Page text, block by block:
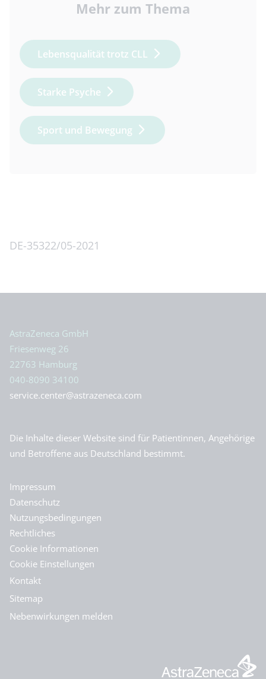
Mehr zum Thema
Lebensqualität trotz CLL
Starke Psyche
Sport und Bewegung
DE-35322/05-2021
AstraZeneca GmbH
Friesenweg 26
22763 Hamburg
040-8090 34100
service.center@astrazeneca.com
Die Inhalte dieser Website sind für Patientinnen, Angehörige
und Betroffene aus Deutschland bestimmt.
Impressum
Datenschutz
Nutzungsbedingungen
Rechtliches
Cookie Informationen
Cookie Einstellungen
Kontakt
Sitemap
Nebenwirkungen melden